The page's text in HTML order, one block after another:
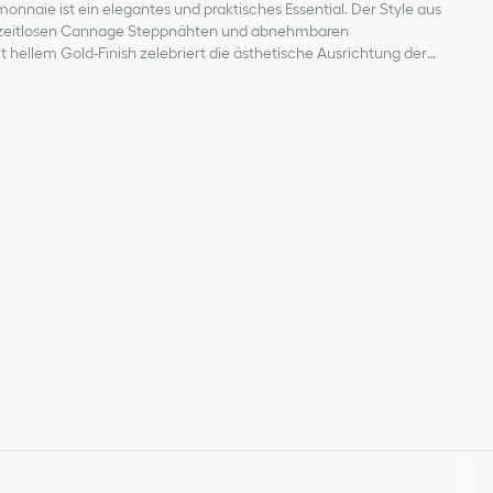
ist ein elegantes und praktisches Essential. Der Style aus
Cannage Steppnähten und abnehmbaren
hellem Gold-Finish zelebriert die ästhetische Ausrichtung der